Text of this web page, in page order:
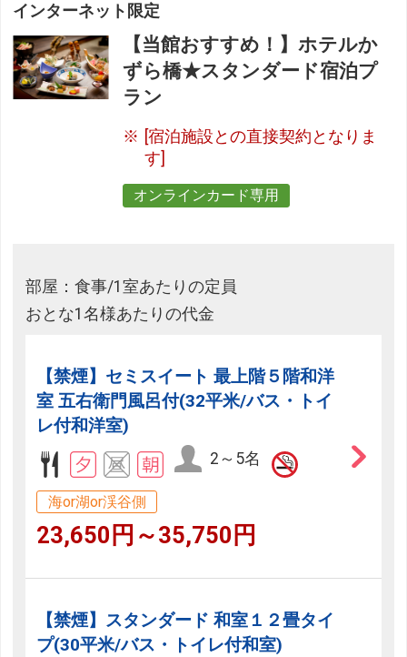
インターネット限定
【当館おすすめ！】ホテルか
ずら橋★スタンダード宿泊プ
ラン
[宿泊施設との直接契約となりま
す]
オンラインカード専用
部屋：食事/1室あたりの定員
おとな1名様あたりの代金
【禁煙】セミスイート 最上階５階和洋
室 五右衛門風呂付(32平米/バス・トイ
レ付和洋室)
2～5名
海or湖or渓谷側
23,650円～35,750円
【禁煙】スタンダード 和室１２畳タイ
プ(30平米/バス・トイレ付和室)